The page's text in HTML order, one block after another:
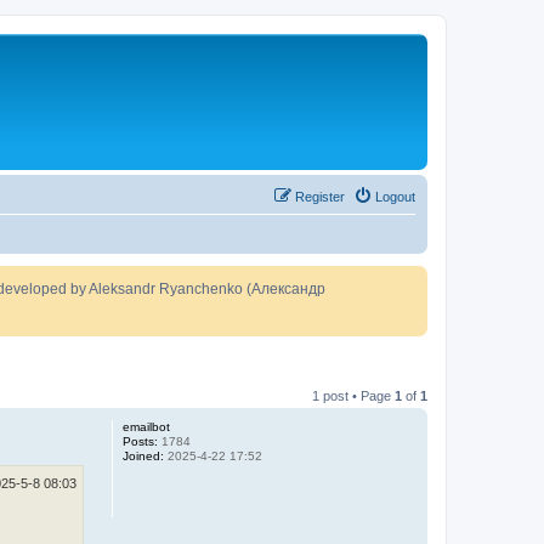
Logout
Register
by Aleksandr Ryanchenko (Александр
1 post • Page 1 of 1
emailbot
Posts: 1784
Joined: 2025-4-22 17:52
5-8 08:03